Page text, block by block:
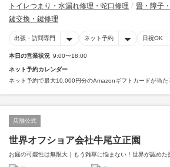
トイレつまり・水漏れ修理・蛇口修理
畳・障子
鍵交換・鍵修理
出張・訪問専門 ネット予約 日祝OK
本日の営業状況 9:00〜18:00
ネット予約カレンダー
ネット予約で最大10,000円分のAmazonギフトカードが当た
店舗公式
世界オフショア会社牛尾立正園
お庭の可能性は無限大｜もう雑草に悩まない！世界が認めた